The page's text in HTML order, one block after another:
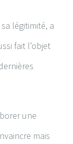
légitimité, a
fait l’objet
une
mais